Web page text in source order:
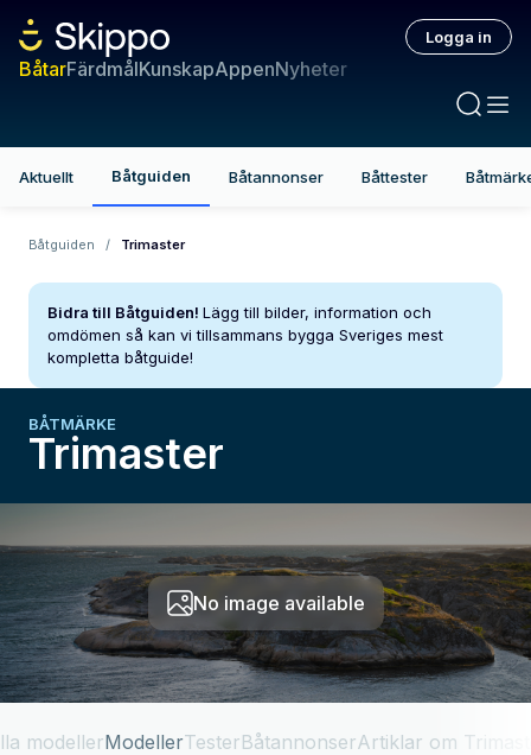
BåtarFärdmålKunskapAppenNyheter
Logga in
Aktuellt Båtguiden Båtannonser Båttester
Båtguiden / Trimaster
Bidra till Båtguiden! Lägg till bilder, information och
omdömen så kan vi tillsammans bygga Sveriges mest
kompletta båtguide!
BÅTMÄRKE
Trimaster
No image available
modellerModellerTesterBåtannonserArtiklar om